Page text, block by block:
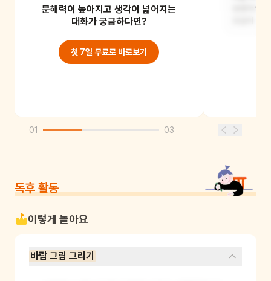
피어났어요.
문해력이 높아지고 생각이 넓어지는
대화가 궁금하다면?
첫 7일 무료로 바로보기
보였어요.
01 03
독후 활동
이렇게 놀아요
바람 그림 그리기